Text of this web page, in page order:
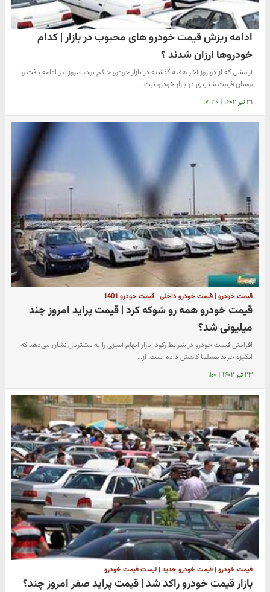
ادامه ریزش قیمت خودرو های محبوب در بازار | کدام
خودروها ارزان شدند ؟
آرامشی که از دو روز آخر هفته گذشته در بازار خودرو حاکم بود، امروز نیز ادامه یافت و
نوسان قیمت شدیدی در بازار خودرو ثبت…
۳۱ تیر ۱۴۰۲ | ۱۷:۳۰
قیمت خودرو | قیمت خودرو داخلی | قیمت خودرو 1401
قیمت خودرو همه رو شوکه کرد | قیمت پراید امروز چند
میلیونی شد؟
افزایش قیمت خودرو در شرایط رکود، بازار ابهام آمیزی را به مشتریان نشان می‌دهد که
انگیزه خرید مسلما کاهش داده است. از…
۲۳ تیر ۱۴۰۲ | ۱۱:۰
قیمت خودرو | قیمت خودرو جدید | لیست قیمت خودرو
بازار قیمت خودرو راکد شد | قیمت پراید صفر امروز چند؟